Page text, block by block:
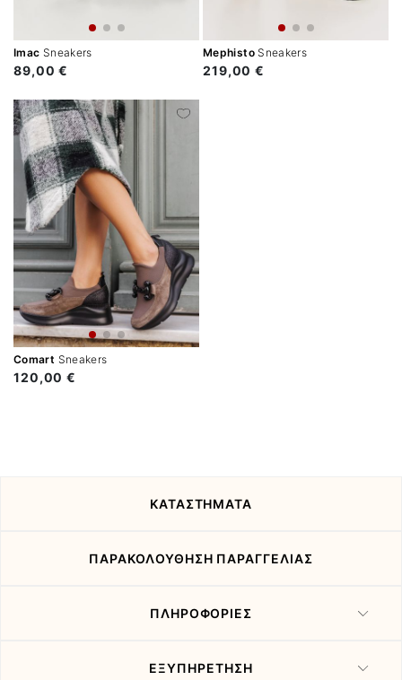
Imac Sneakers
89,00 €
MephistoSneakers
219,00 €
Comart Sneakers
120,00 €
ΚΑΤΑΣΤΗΜΑΤΑ
ΠΑΡΑΚΟΛΟΥΘΗΣΗ ΠΑΡΑΓΓΕΛΙΑΣ
ΠΛΗΡΟΦΟΡΙΕΣ
ΕΞΥΠΗΡΕΤΗΣΗ